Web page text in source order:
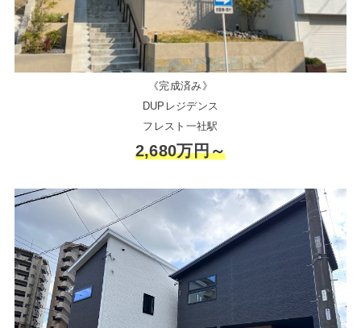
《完成済み》
DUPレジデンス
フレスト一社駅
2,680万円～